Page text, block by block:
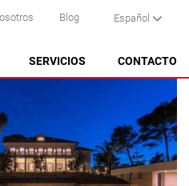
Blog Español
SERVICIOS CONTACTO